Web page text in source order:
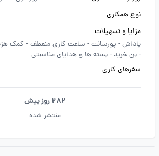
نوع همکاری
مزایا و تسهیلات
پاداش - پورسانت - ساعت کاری منعطف - کمک
-بن خرید -بسته ها و هدایای مناسبتی
سفرهای کاری
282 روز پیش
منتشر شده